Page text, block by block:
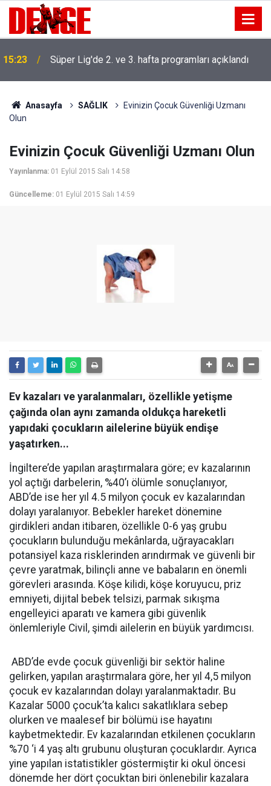
15:23 Süper Lig'de 2. ve 3. hafta programları açıklandı
Anasayfa SAĞLIK
Evinizin Çocuk Güvenliği Uzmanı
Olun
Evinizin Çocuk Güvenliği Uzmanı Olun
Yayınlanma: 01 Eylül 2015 Salı 14:58
Güncelleme: 01 Eylül 2015 Salı 14:59
Ev kazaları ve yaralanmaları, özellikle yetişme
çağında olan aynı zamanda oldukça hareketli
yapıdaki çocukların ailelerine büyük endişe
yaşatırken...
İngiltere’de yapılan araştırmalara göre; ev kazalarının
yol açtığı darbelerin, %40’ı ölümle sonuçlanıyor,
ABD’de ise her yıl 4.5 milyon çocuk ev kazalarından
dolayı yaralanıyor. Bebekler hareket dönemine
girdikleri andan itibaren, özellikle 0-6 yaş grubu
çocukların bulunduğu mekânlarda, uğrayacakları
potansiyel kaza risklerinden arındırmak ve güvenli bir
çevre yaratmak, bilinçli anne ve babaların en önemli
görevleri arasında. Köşe kilidi, köşe koruyucu, priz
emniyeti, dijital bebek telsizi, parmak sıkışma
engelleyici aparatı ve kamera gibi güvenlik
önlemleriyle Civil, şimdi ailelerin en büyük yardımcısı.
ABD’de evde çocuk güvenliği bir sektör haline
gelirken, yapılan araştırmalara göre, her yıl 4,5 milyon
çocuk ev kazalarından dolayı yaralanmaktadır. Bu
Kazalar 5000 çocuk’ta kalıcı sakatlıklara sebep
olurken ve maalesef bir bölümü ise hayatını
kaybetmektedir. Ev kazalarından etkilenen çocukların
%70 ‘i 4 yaş altı grubunu oluşturan çocuklardır. Ayrıca
yine yapılan istatistikler göstermiştir ki okul öncesi
dönemde her dört çocuktan biri önlenebilir kazalara